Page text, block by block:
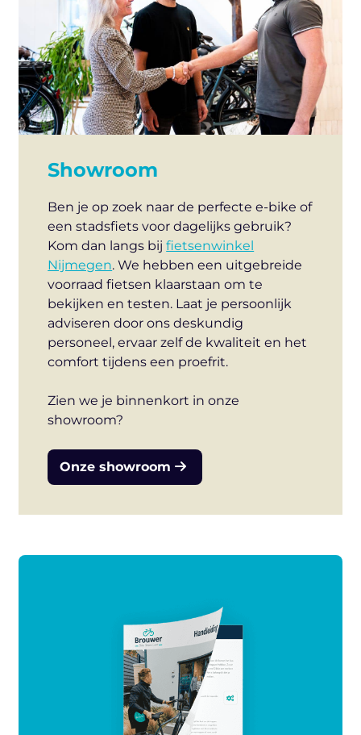
Showroom
Ben je op zoek naar de perfecte e-bike of
een stadsfiets voor dagelijks gebruik?
Kom dan langs bijfietsenwinkel
Nijmegen. We hebben een uitgebreide
voorraad fietsen klaarstaan om te
bekijken en testen. Laat je persoonlijk
adviseren door ons deskundig
personeel, ervaar zelf de kwaliteit en het
comfort tijdens een proefrit.
Zien we je binnenkort in onze
showroom?
Onze showroom